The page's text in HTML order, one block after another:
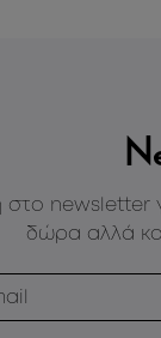
στο newsletter
δώρα αλλά